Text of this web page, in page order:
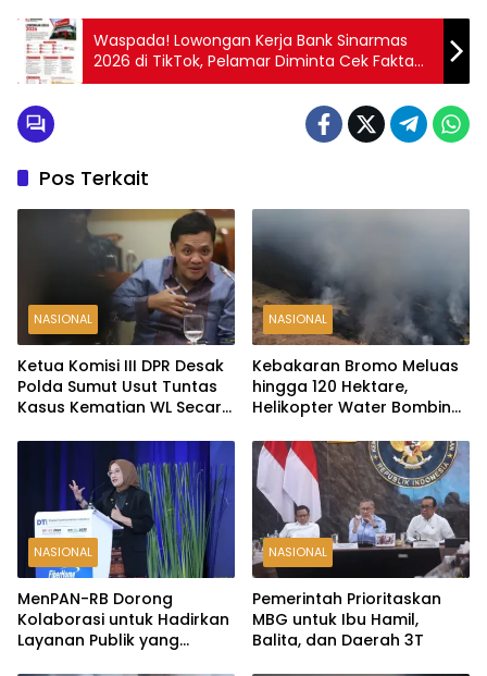
Waspada! Lowongan Kerja Bank Sinarmas
2026 di TikTok, Pelamar Diminta Cek Fakta
Sebelum Isi Data Pribadi
Pos Terkait
NASIONAL
Ketua Komisi III DPR Desak
Polda Sumut Usut Tuntas
Kasus Kematian WL Secara
NASIONAL
Kebakaran Bromo Meluas
hingga 120 Hektare,
Helikopter Water Bombing
NASIONAL
MenPAN-RB Dorong
Kolaborasi untuk Hadirkan
Layanan Publik yang
NASIONAL
Pemerintah Prioritaskan
MBG untuk Ibu Hamil,
Balita, dan Daerah 3T